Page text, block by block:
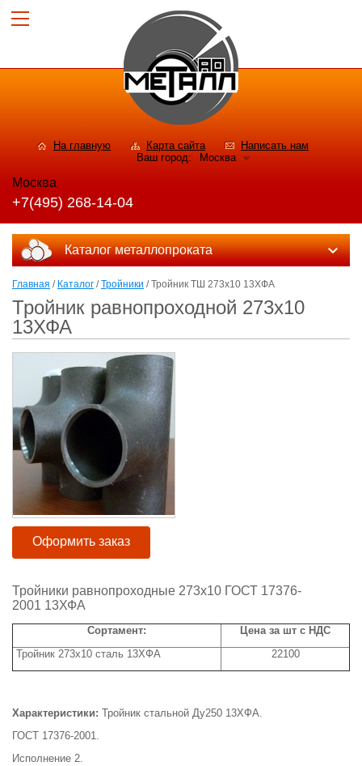
На главную Карта сайта
Написать нам
Ваш город:
Москва
Москва
+7(495) 268-14-04
Каталог металлопроката
Главная / Каталог /Тройники / Тройник ТШ 273х10 13ХФА
Тройник равнопроходной 273х10
13ХФА
Оформить заказ
Тройники равнопроходные 273х10 ГОСТ 17376-
2001 13ХФА
Сортамент:
Цена за шт с НДС
Тройник 273х10 сталь 13ХФА
22100
Характеристики: Тройник стальной Ду250 13ХФА.
ГОСТ 17376-2001.
Исполнение 2.